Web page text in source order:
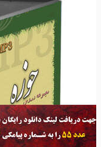
ادبیات
خانه
ازدواج
تربیتی
سواد
انقلاب
هنر